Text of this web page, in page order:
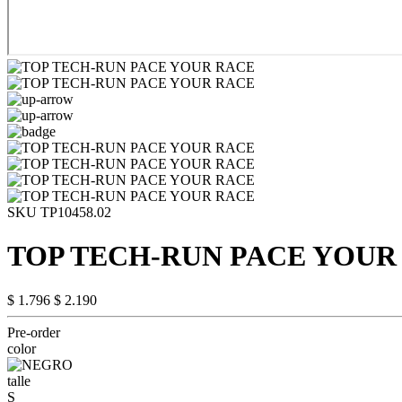
SKU TP10458.02
TOP TECH-RUN PACE
$ 1.796 $ 2.190
Pre-order
color
talle
S